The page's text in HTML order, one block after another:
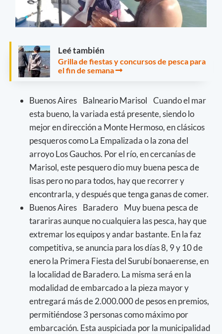
Leé también
Grilla de fiestas y concursos de pesca para
el fin de semana
Buenos Aires Balneario Marisol Cuando el mar
esta bueno, la variada está presente, siendo lo
mejor en dirección a Monte Hermoso, en clásicos
pesqueros como La Empalizada o la zona del
arroyo Los Gauchos. Por el río, en cercanías de
Marisol, este pesquero dio muy buena pesca de
lisas pero no para todos, hay que recorrer y
encontrarla, y después que tenga ganas de comer.
Buenos Aires Baradero Muy buena pesca de
tarariras aunque no cualquiera las pesca, hay que
extremar los equipos y andar bastante. En la faz
competitiva, se anuncia para los días 8, 9 y 10 de
enero la Primera Fiesta del Surubí bonaerense, en
la localidad de Baradero. La misma será en la
modalidad de embarcado a la pieza mayor y
entregará más de 2.000.000 de pesos en premios,
permitiéndose 3 personas como máximo por
embarcación. Esta auspiciada por la municipalidad